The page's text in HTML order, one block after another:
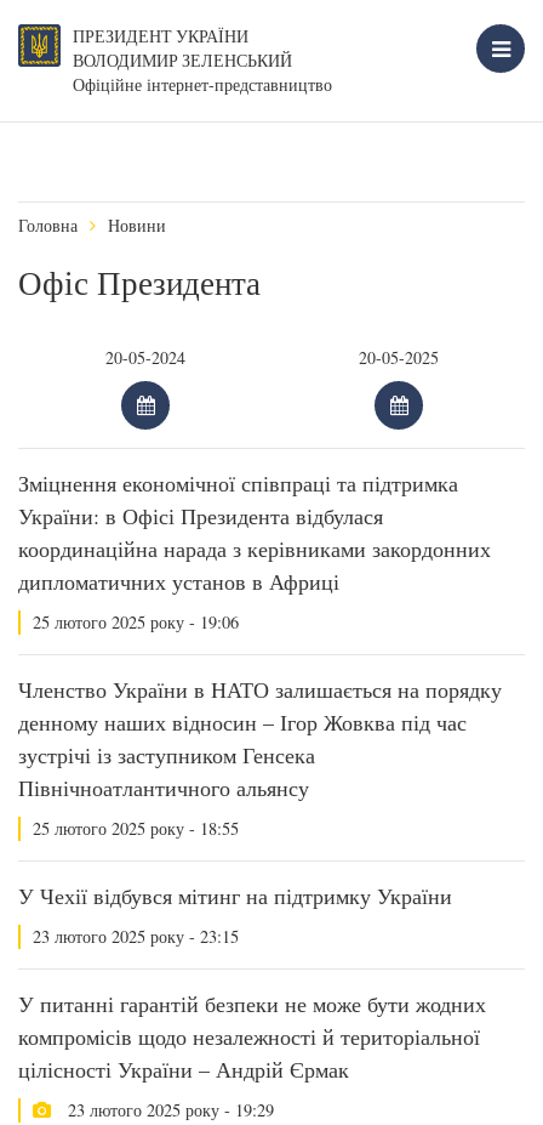
ПРЕЗИДЕНТ УКРАЇНИ
ВОЛОДИМИР ЗЕЛЕНСЬКИЙ
Офіційне інтернет-представництво
Головна Новини
Офіс Президента
Зміцнення економічної співпраці та підтримка
України: в Офісі Президента відбулася
координаційна нарада з керівниками закордонних
дипломатичних установ в Африці
25 лютого 2025 року - 19:06
Членство України в НАТО залишається на порядку
денному наших відносин – Ігор Жовква під час
зустрічі із заступником Генсека
Північноатлантичного альянсу
25 лютого 2025 року - 18:55
У Чехії відбувся мітинг на підтримку України
23 лютого 2025 року - 23:15
У питанні гарантій безпеки не може бути жодних
компромісів щодо незалежності й територіальної
цілісності України – Андрій Єрмак
23 лютого 2025 року - 19:29